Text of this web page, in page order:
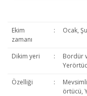
Ekim
zamanı
: Ocak,
Dikim yeri :
Bordür
Özelliği
:
örtücü,